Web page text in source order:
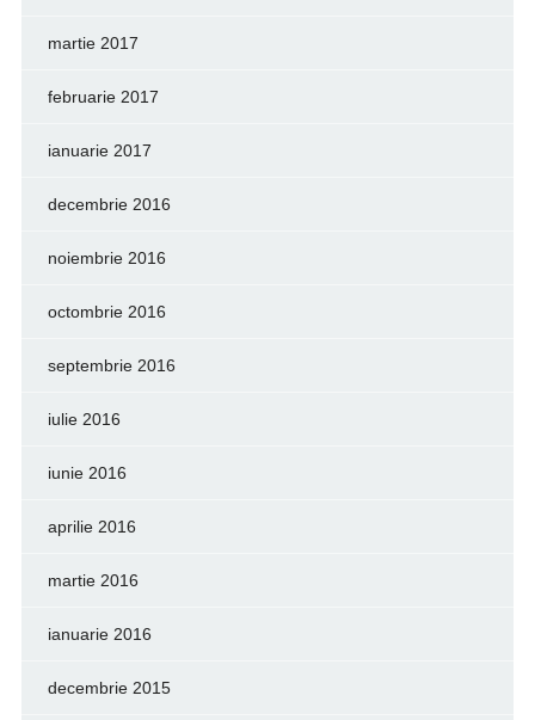
martie 2017
februarie 2017
ianuarie 2017
decembrie 2016
noiembrie 2016
octombrie 2016
septembrie 2016
iulie 2016
iunie 2016
aprilie 2016
martie 2016
ianuarie 2016
decembrie 2015